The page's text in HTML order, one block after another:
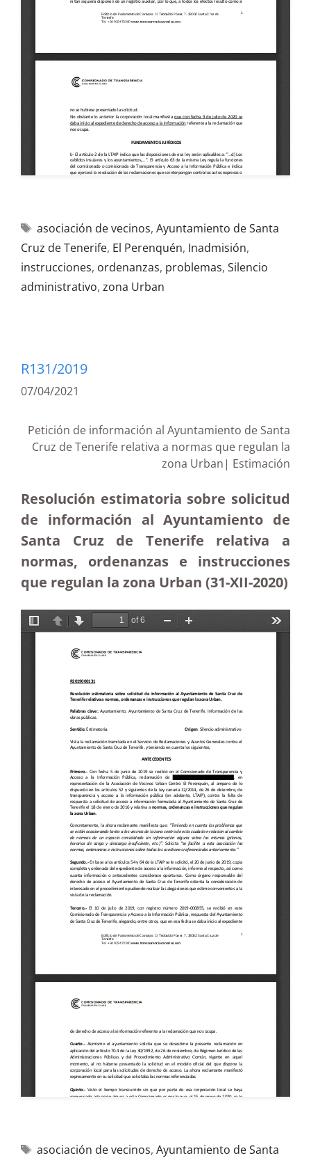
asociación de vecinos, Ayuntamiento de Santa
Cruz de Tenerife, El Perenquén, Inadmisión,
instrucciones, ordenanzas, problemas, Silencio
administrativo, zona Urban
R131/2019
07/04/2021
Petición de información al Ayuntamiento de Santa
Cruz de Tenerife relativa a normas que regulan la
zona Urban| Estimación
Resolución estimatoria sobre solicitud
de información al Ayuntamiento de
Santa Cruz de Tenerife relativa a
normas, ordenanzas e instrucciones
que regulan la zona Urban (31-XII-2020)
asociación de vecinos, Ayuntamiento de Santa